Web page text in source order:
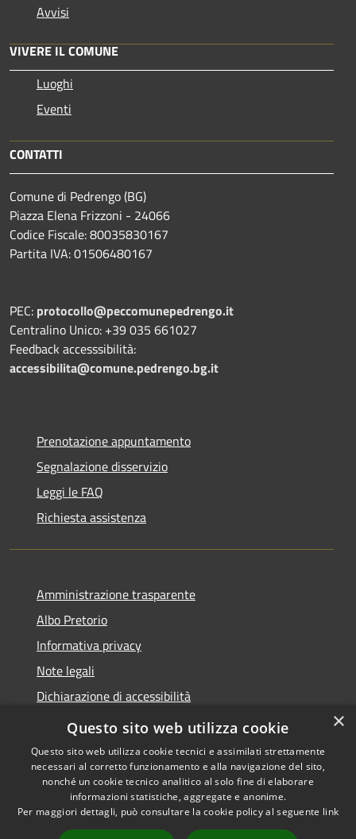
Avvisi
VIVERE IL COMUNE
Luoghi
Eventi
CONTATTI
Comune di Pedrengo (BG)
Piazza Elena Frizzoni - 24066
Codice Fiscale: 80035830167
Partita IVA: 01506480167
PEC: protocollo@peccomunepedrengo.it
Centralino Unico: +39 035 661027
Feedback accesssibilità:
accessibilita@comune.pedrengo.bg.it
Prenotazione appuntamento
Segnalazione disservizio
Leggi le FAQ
Richiesta assistenza
Amministrazione trasparente
Albo Pretorio
Informativa privacy
Note legali
Dichiarazione di accessibilità
Area riservata dipendenti
Accessibilità
Copyright © 2026 • Comune di
Pedrengo • Powered by
×
Questo sito web utilizza cookie
Questo sito web utilizza cookie tecnici e assimilati strettamente
necessari al corretto funzionamento e alla navigazione del sito,
nonché un cookie tecnico analitico al solo fine di elaborare
informazioni statistiche, aggregate e anonime.
Per maggiori dettagli, può consultare la cookie policy al seguente link